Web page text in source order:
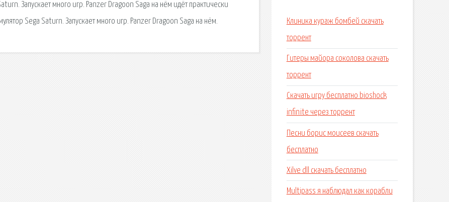
Запускает много игр. Panzer Dragoon Saga на нём идёт практически
Sega Saturn. Запускает много игр. Panzer Dragoon Saga на нём.
Клиника кураж бомбей скачать
торрент
Гитеры майора соколова скачать
торрент
Скачать игру бесплатно bioshock
infinite через торрент
Песни борис моисеев скачать
бесплатно
Xilve dll скачать бесплатно
Multipass я наблюдал как корабли